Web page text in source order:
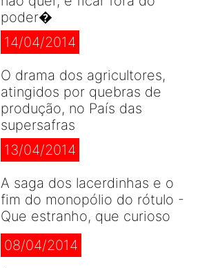
poder�
14/04/2014
O drama dos agricultores,
atingidos por quebras de
produção, no País das
supersafras
13/04/2014
A saga dos lacerdinhas e o
fim do monopólio do rótulo -
Que estranho, que curioso
08/04/2014